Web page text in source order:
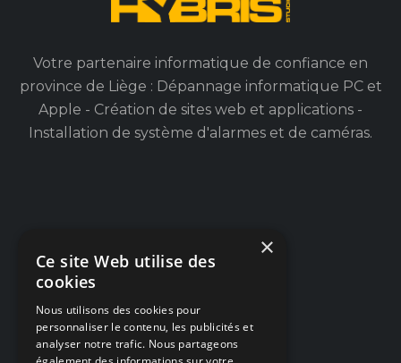
Votre partenaire informatique de confiance en
province de Liège : Dépannage informatique PC et
Apple - Création de sites web et applications -
Installation de système d'alarmes et de caméras.
Navigation
Créations Web
Alarmes & Caméras
×
Ce site Web utilise des
cookies
Nous utilisons des cookies pour
personnaliser le contenu, les publicités et
analyser notre trafic. Nous partageons